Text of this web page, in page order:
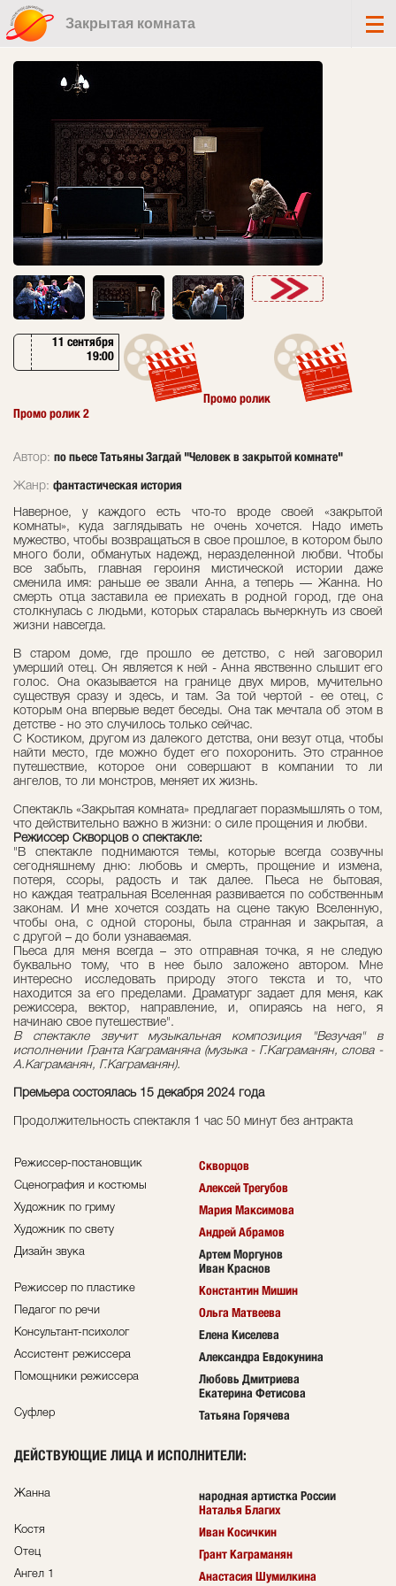
Закрытая комната
11 сентября
19:00
Промо ролик
Промо ролик 2
Автор: по пьесе Татьяны Загдай "Человек в закрытой комнате"
Жанр: фантастическая история
Наверное, у каждого есть что-то вроде своей «закрытой
комнаты», куда заглядывать не очень хочется. Надо иметь
мужество, чтобы возвращаться в свое прошлое, в котором было
много боли, обманутых надежд, неразделенной любви. Чтобы
все забыть, главная героиня мистической истории даже
сменила имя: раньше ее звали Анна, а теперь — Жанна. Но
смерть отца заставила ее приехать в родной город, где она
столкнулась с людьми, которых старалась вычеркнуть из своей
жизни навсегда.
В старом доме, где прошло ее детство, с ней заговорил
умерший отец. Он является к ней - Анна явственно слышит его
голос. Она оказывается на границе двух миров, мучительно
существуя сразу и здесь, и там. За той чертой - ее отец, с
которым она впервые ведет беседы. Она так мечтала об этом в
детстве - но это случилось только сейчас.
С Костиком, другом из далекого детства, они везут отца, чтобы
найти место, где можно будет его похоронить. Это странное
путешествие, которое они совершают в компании то ли
ангелов, то ли монстров, меняет их жизнь.
Спектакль «Закрытая комната» предлагает поразмышлять о том,
что действительно важно в жизни: о силе прощения и любви.
Режиссер Скворцов о спектакле:
"В спектакле поднимаются темы, которые всегда созвучны
сегодняшнему дню: любовь и смерть, прощение и измена,
потеря, ссоры, радость и так далее. Пьеса не бытовая,
но каждая театральная Вселенная развивается по собственным
законам. И мне хочется создать на сцене такую Вселенную,
чтобы она, с одной стороны, была странная и закрытая, а
с другой – до боли узнаваемая.
Пьеса для меня всегда – это отправная точка, я не следую
буквально тому, что в нее было заложено автором. Мне
интересно исследовать природу этого текста и то, что
находится за его пределами. Драматург задает для меня, как
режиссера, вектор, направление, и, опираясь на него, я
начинаю свое путешествие".
В спектакле звучит музыкальная композиция "Везучая" в
исполнении Гранта Каграманяна (музыка - Г.Каграманян, слова -
А.Каграманян, Г.Каграманян).
Премьера состоялась 15 декабря 2024 года
Продолжительность спектакля 1 час 50 минут без антракта
Режиссер-постановщик Скворцов
Сценография и костюмы Алексей Трегубов
Художник по гриму Мария Максимова
Художник по свету Андрей Абрамов
Дизайн звука
Артем Моргунов
Иван Краснов
Режиссер по пластике Константин Мишин
Педагог по речи Ольга Матвеева
Консультант-психолог Елена Киселева
Ассистент режиссера Александра Евдокунина
Помощники режиссера
Любовь Дмитриева
Екатерина Фетисова
Суфлер Татьяна Горячева
ДЕЙСТВУЮЩИЕ ЛИЦА И ИСПОЛНИТЕЛИ:
Жанна
народная артистка России
Наталья Благих
Костя Иван Косичкин
Отец Грант Каграманян
Ангел 1 Анастасия Шумилкина